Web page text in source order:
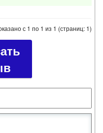
с 1 по 1 из 1 (страниц: 1)